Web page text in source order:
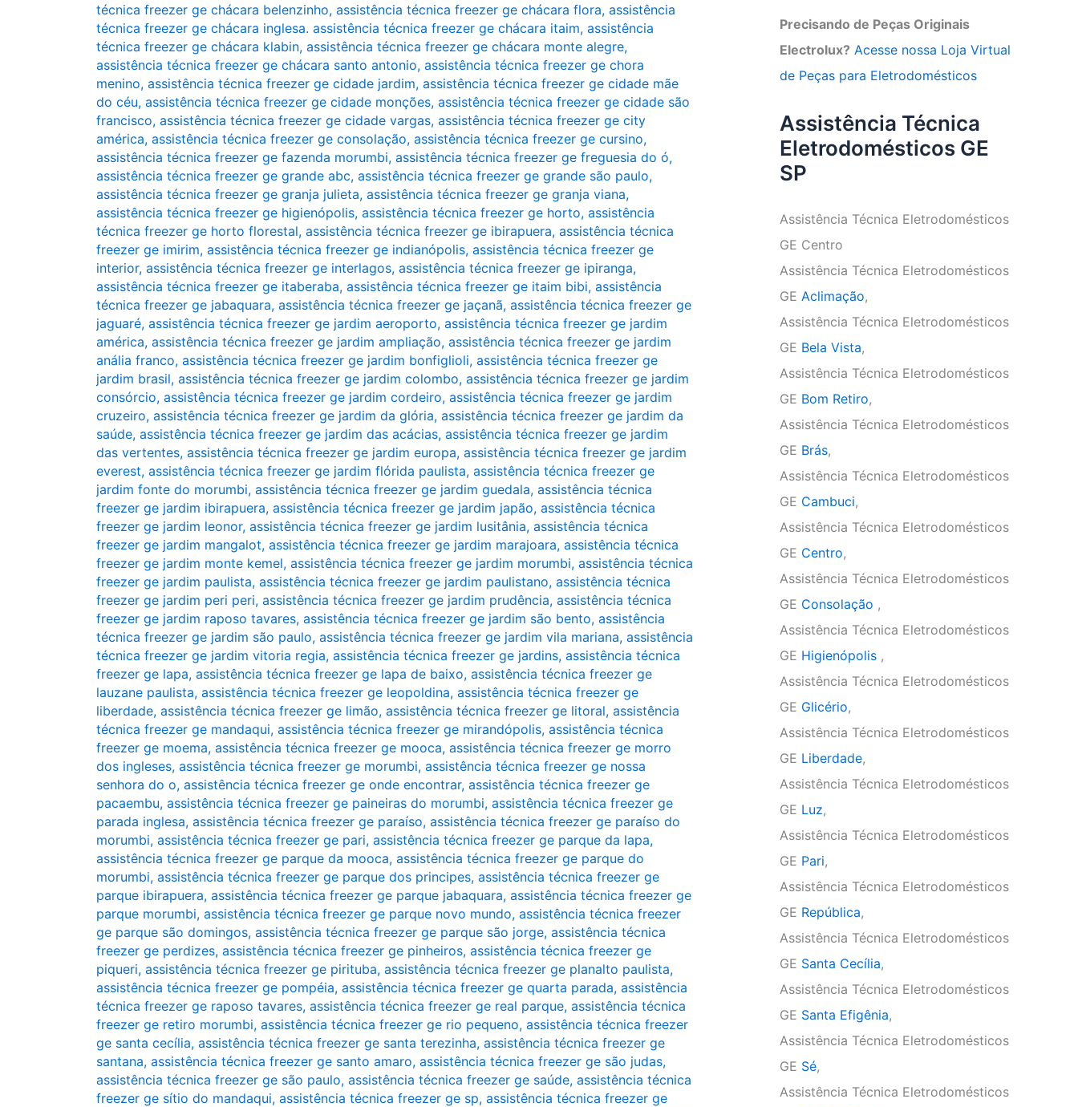
técnica freezer ge chácara belenzinho, assistência técnica freezer ge chácara flora, assistência
técnica freezer ge chácara inglesa. assistência técnica freezer ge chácara itaim, assistência
técnica freezer ge chácara klabin, assistência técnica freezer ge chácara monte alegre,
assistência técnica freezer ge chácara santo antonio, assistência técnica freezer ge chora
menino, assistência técnica freezer ge cidade jardim, assistência técnica freezer ge cidade mãe
do céu, assistência técnica freezer ge cidade monções, assistência técnica freezer ge cidade são
francisco, assistência técnica freezer ge cidade vargas, assistência técnica freezer ge city
américa, assistência técnica freezer ge consolação, assistência técnica freezer ge cursino,
assistência técnica freezer ge fazenda morumbi, assistência técnica freezer ge freguesia do ó,
assistência técnica freezer ge grande abc, assistência técnica freezer ge grande são paulo,
assistência técnica freezer ge granja julieta, assistência técnica freezer ge granja viana,
assistência técnica freezer ge higienópolis, assistência técnica freezer ge horto, assistência
técnica freezer ge horto florestal, assistência técnica freezer ge ibirapuera, assistência técnica
freezer ge imirim, assistência técnica freezer ge indianópolis, assistência técnica freezer ge
interior, assistência técnica freezer ge interlagos, assistência técnica freezer ge ipiranga,
assistência técnica freezer ge itaberaba, assistência técnica freezer ge itaim bibi, assistência
técnica freezer ge jabaquara, assistência técnica freezer ge jaçanã, assistência técnica freezer ge
jaguaré, assistência técnica freezer ge jardim aeroporto, assistência técnica freezer ge jardim
américa, assistência técnica freezer ge jardim ampliação, assistência técnica freezer ge jardim
anália franco, assistência técnica freezer ge jardim bonfiglioli, assistência técnica freezer ge
jardim brasil, assistência técnica freezer ge jardim colombo, assistência técnica freezer ge jardim
consórcio, assistência técnica freezer ge jardim cordeiro, assistência técnica freezer ge jardim
cruzeiro, assistência técnica freezer ge jardim da glória, assistência técnica freezer ge jardim da
saúde, assistência técnica freezer ge jardim das acácias, assistência técnica freezer ge jardim
das vertentes, assistência técnica freezer ge jardim europa, assistência técnica freezer ge jardim
everest, assistência técnica freezer ge jardim flórida paulista, assistência técnica freezer ge
jardim fonte do morumbi, assistência técnica freezer ge jardim guedala, assistência técnica
freezer ge jardim ibirapuera, assistência técnica freezer ge jardim japão, assistência técnica
freezer ge jardim leonor, assistência técnica freezer ge jardim lusitânia, assistência técnica
freezer ge jardim mangalot, assistência técnica freezer ge jardim marajoara, assistência técnica
freezer ge jardim monte kemel, assistência técnica freezer ge jardim morumbi, assistência técnica
freezer ge jardim paulista, assistência técnica freezer ge jardim paulistano, assistência técnica
freezer ge jardim peri peri, assistência técnica freezer ge jardim prudência, assistência técnica
freezer ge jardim raposo tavares, assistência técnica freezer ge jardim são bento, assistência
técnica freezer ge jardim são paulo, assistência técnica freezer ge jardim vila mariana, assistência
técnica freezer ge jardim vitoria regia, assistência técnica freezer ge jardins, assistência técnica
freezer ge lapa, assistência técnica freezer ge lapa de baixo, assistência técnica freezer ge
lauzane paulista, assistência técnica freezer ge leopoldina, assistência técnica freezer ge
liberdade, assistência técnica freezer ge limão, assistência técnica freezer ge litoral, assistência
técnica freezer ge mandaqui, assistência técnica freezer ge mirandópolis, assistência técnica
freezer ge moema, assistência técnica freezer ge mooca, assistência técnica freezer ge morro
dos ingleses, assistência técnica freezer ge morumbi, assistência técnica freezer ge nossa
senhora do o, assistência técnica freezer ge onde encontrar, assistência técnica freezer ge
pacaembu, assistência técnica freezer ge paineiras do morumbi, assistência técnica freezer ge
parada inglesa, assistência técnica freezer ge paraíso, assistência técnica freezer ge paraíso do
morumbi, assistência técnica freezer ge pari, assistência técnica freezer ge parque da lapa,
assistência técnica freezer ge parque da mooca, assistência técnica freezer ge parque do
morumbi, assistência técnica freezer ge parque dos principes, assistência técnica freezer ge
parque ibirapuera, assistência técnica freezer ge parque jabaquara, assistência técnica freezer ge
parque morumbi, assistência técnica freezer ge parque novo mundo, assistência técnica freezer
ge parque são domingos, assistência técnica freezer ge parque são jorge, assistência técnica
freezer ge perdizes, assistência técnica freezer ge pinheiros, assistência técnica freezer ge
piqueri, assistência técnica freezer ge pirituba, assistência técnica freezer ge planalto paulista,
assistência técnica freezer ge pompéia, assistência técnica freezer ge quarta parada, assistência
técnica freezer ge raposo tavares, assistência técnica freezer ge real parque, assistência técnica
freezer ge retiro morumbi, assistência técnica freezer ge rio pequeno, assistência técnica freezer
ge santa cecília, assistência técnica freezer ge santa terezinha, assistência técnica freezer ge
santana, assistência técnica freezer ge santo amaro, assistência técnica freezer ge são judas,
assistência técnica freezer ge são paulo, assistência técnica freezer ge saúde, assistência técnica
freezer ge sítio do mandaqui, assistência técnica freezer ge sp, assistência técnica freezer ge
Precisando de Peças Originais
Electrolux? Acesse nossa Loja Virtual
de Peças para Eletrodomésticos
Assistência Técnica
Eletrodomésticos GE
SP
Assistência Técnica Eletrodomésticos
GE Centro
Assistência Técnica Eletrodomésticos
GE Aclimação,
Assistência Técnica Eletrodomésticos
GE Bela Vista,
Assistência Técnica Eletrodomésticos
GE Bom Retiro,
Assistência Técnica Eletrodomésticos
GE Brás,
Assistência Técnica Eletrodomésticos
GE Cambuci,
Assistência Técnica Eletrodomésticos
GE Centro,
Assistência Técnica Eletrodomésticos
GE Consolação ,
Assistência Técnica Eletrodomésticos
GE Higienópolis ,
Assistência Técnica Eletrodomésticos
GE Glicério,
Assistência Técnica Eletrodomésticos
GE Liberdade,
Assistência Técnica Eletrodomésticos
GE Luz,
Assistência Técnica Eletrodomésticos
GE Pari,
Assistência Técnica Eletrodomésticos
GE República,
Assistência Técnica Eletrodomésticos
GE Santa Cecília,
Assistência Técnica Eletrodomésticos
GE Santa Efigênia,
Assistência Técnica Eletrodomésticos
GE Sé,
Assistência Técnica Eletrodomésticos